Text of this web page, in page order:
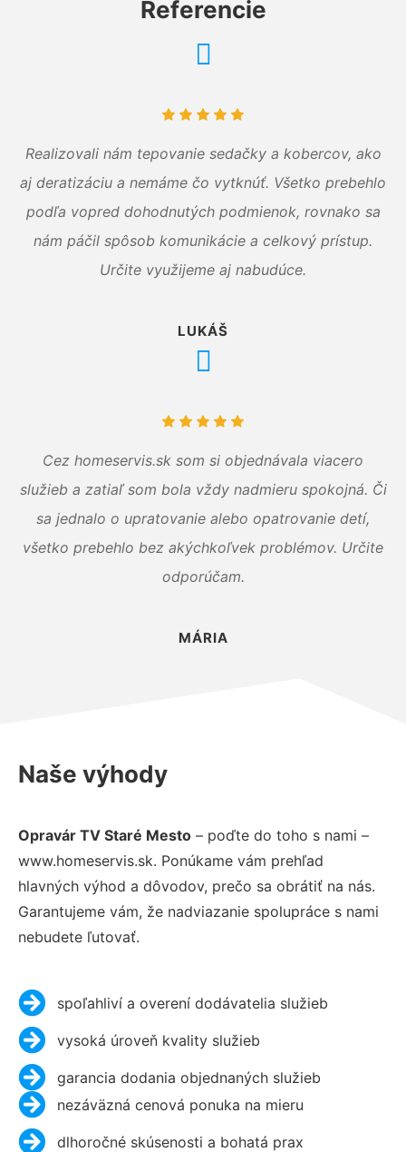
Referencie
Realizovali nám tepovanie sedačky a kobercov, ako
aj deratizáciu a nemáme čo vytknúť. Všetko prebehlo
podľa vopred dohodnutých podmienok, rovnako sa
nám páčil spôsob komunikácie a celkový prístup.
Určite využijeme aj nabudúce.
LUKÁŠ
Cez homeservis.sk som si objednávala viacero
služieb a zatiaľ som bola vždy nadmieru spokojná. Či
sa jednalo o upratovanie alebo opatrovanie detí,
všetko prebehlo bez akýchkoľvek problémov. Určite
odporúčam.
MÁRIA
Naše výhody
Opravár TV Staré Mesto – poďte do toho s nami –
www.homeservis.sk. Ponúkame vám prehľad
hlavných výhod a dôvodov, prečo sa obrátiť na nás.
Garantujeme vám, že nadviazanie spolupráce s nami
nebudete ľutovať.
spoľahliví a overení dodávatelia služieb
vysoká úroveň kvality služieb
garancia dodania objednaných služieb
nezáväzná cenová ponuka na mieru
dlhoročné skúsenosti a bohatá prax